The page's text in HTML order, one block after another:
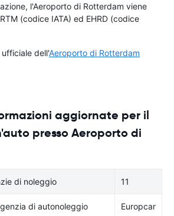
l'Aeroporto di Rotterdam viene
(codice IATA) ed EHRD (codice
dell'Aeroporto di Rotterdam
aggiornate per il
presso Aeroporto di
di noleggio 11
di autonoleggio Europcar